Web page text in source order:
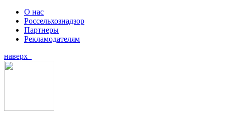
О нас
Россельхознадзор
Партнеры
Рекламодателям
наверх